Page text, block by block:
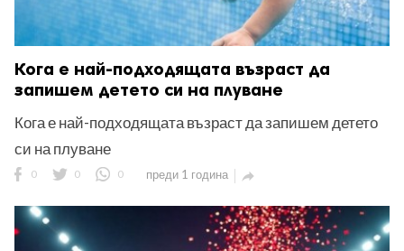
Кога е най-подходящата възраст да
запишем детето си на плуване
Кога е най-подходящата възраст да запишем детето
си на плуване
0 0 0 преди 1 година 